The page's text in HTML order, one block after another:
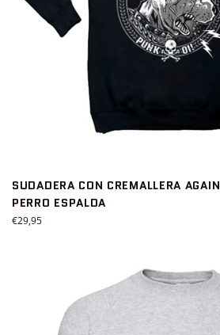
SUDADERA CON CREMALLERA
PERRO ESPALDA
Precio
€29,95